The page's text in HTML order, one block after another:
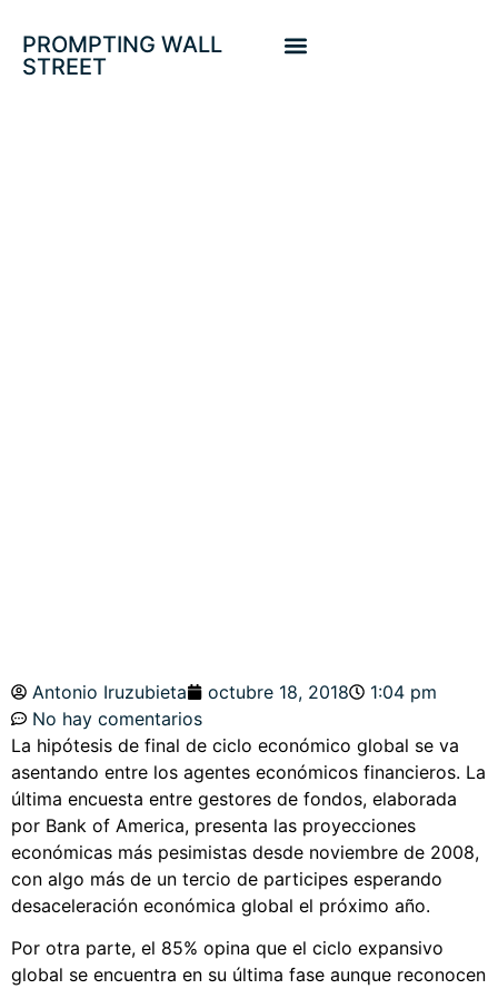
PROMPTING WALL
STREET
Antonio Iruzubieta octubre 18, 2018
1:04 pm
No hay comentarios
La hipótesis de final de ciclo económico global se va
asentando entre los agentes económicos financieros. La
última encuesta entre gestores de fondos, elaborada
por Bank of America, presenta las proyecciones
económicas más pesimistas desde noviembre de 2008,
con algo más de un tercio de participes esperando
desaceleración económica global el próximo año.
Por otra parte, el 85% opina que el ciclo expansivo
global se encuentra en su última fase aunque reconocen